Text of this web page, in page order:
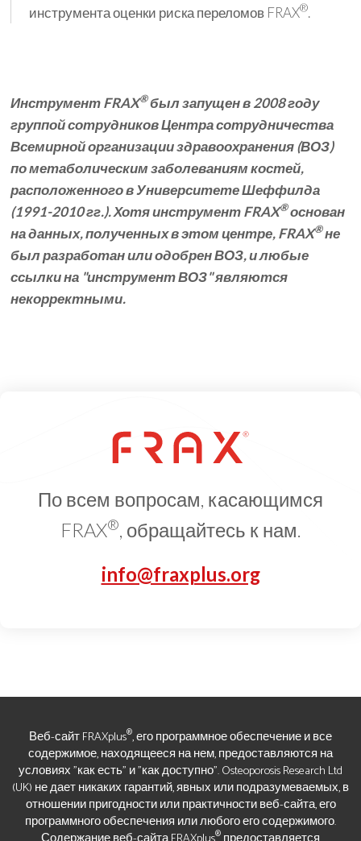
инструмента оценки риска переломов FRAX®.
Инструмент FRAX®был запущен в 2008 году
группой сотрудников Центра сотрудничества
Всемирной организации здравоохранения (ВОЗ)
по метаболическим заболеваниям костей,
расположенного в Университете Шеффилда
(1991-2010 гг.). Хотя инструмент FRAX®основан
на данных, полученных в этом центре, FRAX®не
был разработан или одобрен ВОЗ, и любые
ссылки на "инструмент ВОЗ" являются
некорректными.
По всем вопросам, касающимся
FRAX®, обращайтесь к нам.
info@fraxplus.org
Веб-сайт FRAXplus®, его программное обеспечение и все
содержимое, находящееся на нем, предоставляются на
условиях "как есть" и "как доступно". Osteoporosis Research Ltd
(UK) не дает никаких гарантий, явных или подразумеваемых, в
отношении пригодности или практичности веб-сайта, его
программного обеспечения или любого его содержимого.
®